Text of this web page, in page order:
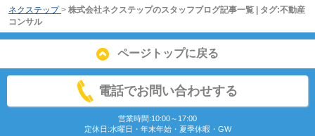
ネクステップ > 株式会社ネクステップのスタッフブログ記事一覧 | タグ:不動産
コンサル
ページトップに戻る
電話でお問い合わせする
営業時間:10:00～17:00
定休日:水曜日・年末年始・夏季休暇・GW